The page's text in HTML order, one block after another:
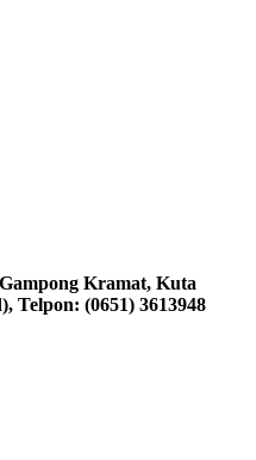
Kramat, Kuta
Telpon: (0651) 3613948